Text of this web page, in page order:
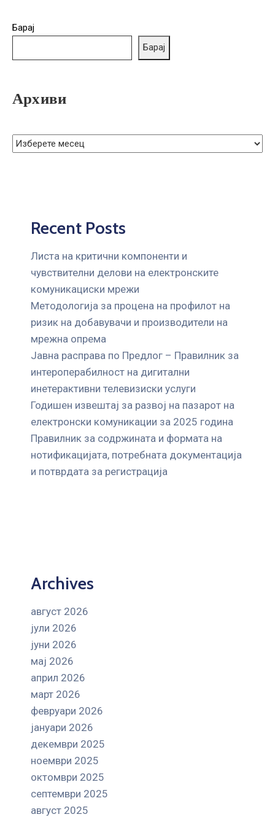
Барај
Барај
Архиви
Recent Posts
Листа на критични компоненти и
чувствителни делови на електронските
комуникациски мрежи
Mетодологија за процена на профилот на
ризик на добавувачи и производители на
мрежна опрема
Јавна расправа по Предлог – Правилник за
интероперабилност на дигитални
инетерактивни телевизиски услуги
Годишен извештај за развој на пазарот на
електронски комуникации за 2025 година
Правилник за содржината и формата на
нотификацијата, потребната документација
и потврдата за регистрација
Archives
август 2026
јули 2026
јуни 2026
мај 2026
април 2026
март 2026
февруари 2026
јануари 2026
декември 2025
ноември 2025
октомври 2025
септември 2025
август 2025